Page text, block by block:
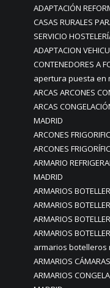
ADAPTACIÓN
CASAS RURALES
SERVICIO
ADAPTACION
CONTENEDORES A
apertura puesta en
ARCAS ARCONES
ARCAS
MADRID
ARCONES
ARCONES
ARMARIO
MADRID
ARMARIOS
ARMARIOS
ARMARIOS
ARMARIOS
armarios
ARMARIOS
ARMARIOS